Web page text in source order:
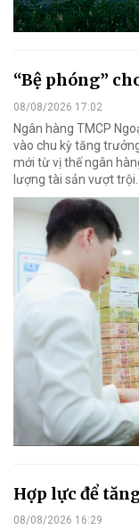
“Bệ phóng”
08/08/2026 17:02
Ngân hàng TMCP
vào chu kỳ tăng
mới từ vị thế ngân
lượng tài sản vượt trội.
Hợp lực để
08/08/2026 16:29